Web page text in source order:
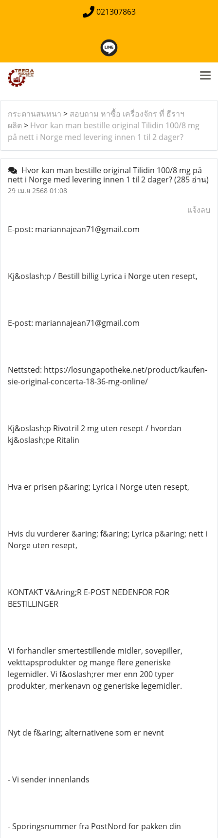
021307863
กระดานสนทนา > สอบถาม หาซื้อ เครื่องจักร ที่ ธีราฯ
ผลิต > Hvor kan man bestille original Tilidin 100/8 mg
på nett i Norge med levering innen 1 til 2 dager?
Hvor kan man bestille original Tilidin 100/8 mg på
nett i Norge med levering innen 1 til 2 dager?(285 อ่าน)
29 เม.ย 2568 01:08
แจ้งลบ
E-post: mariannajean71@gmail.com
Kj&oslash;p / Bestill billig Lyrica i Norge uten resept,
E-post: mariannajean71@gmail.com
Nettsted: https://losungapotheke.net/product/kaufen-
sie-original-concerta-18-36-mg-online/
Kj&oslash;p Rivotril 2 mg uten resept / hvordan
kj&oslash;pe Ritalin
Hva er prisen p&aring; Lyrica i Norge uten resept,
Hvis du vurderer &aring; f&aring; Lyrica p&aring; nett i
Norge uten resept,
KONTAKT V&Aring;R E-POST NEDENFOR FOR
BESTILLINGER
Vi forhandler smertestillende midler, sovepiller,
vekttapsprodukter og mange flere generiske
legemidler. Vi f&oslash;rer mer enn 200 typer
produkter, merkenavn og generiske legemidler.
Nyt de f&aring; alternativene som er nevnt
- Vi sender innenlands
- Sporingsnummer fra PostNord for pakken din